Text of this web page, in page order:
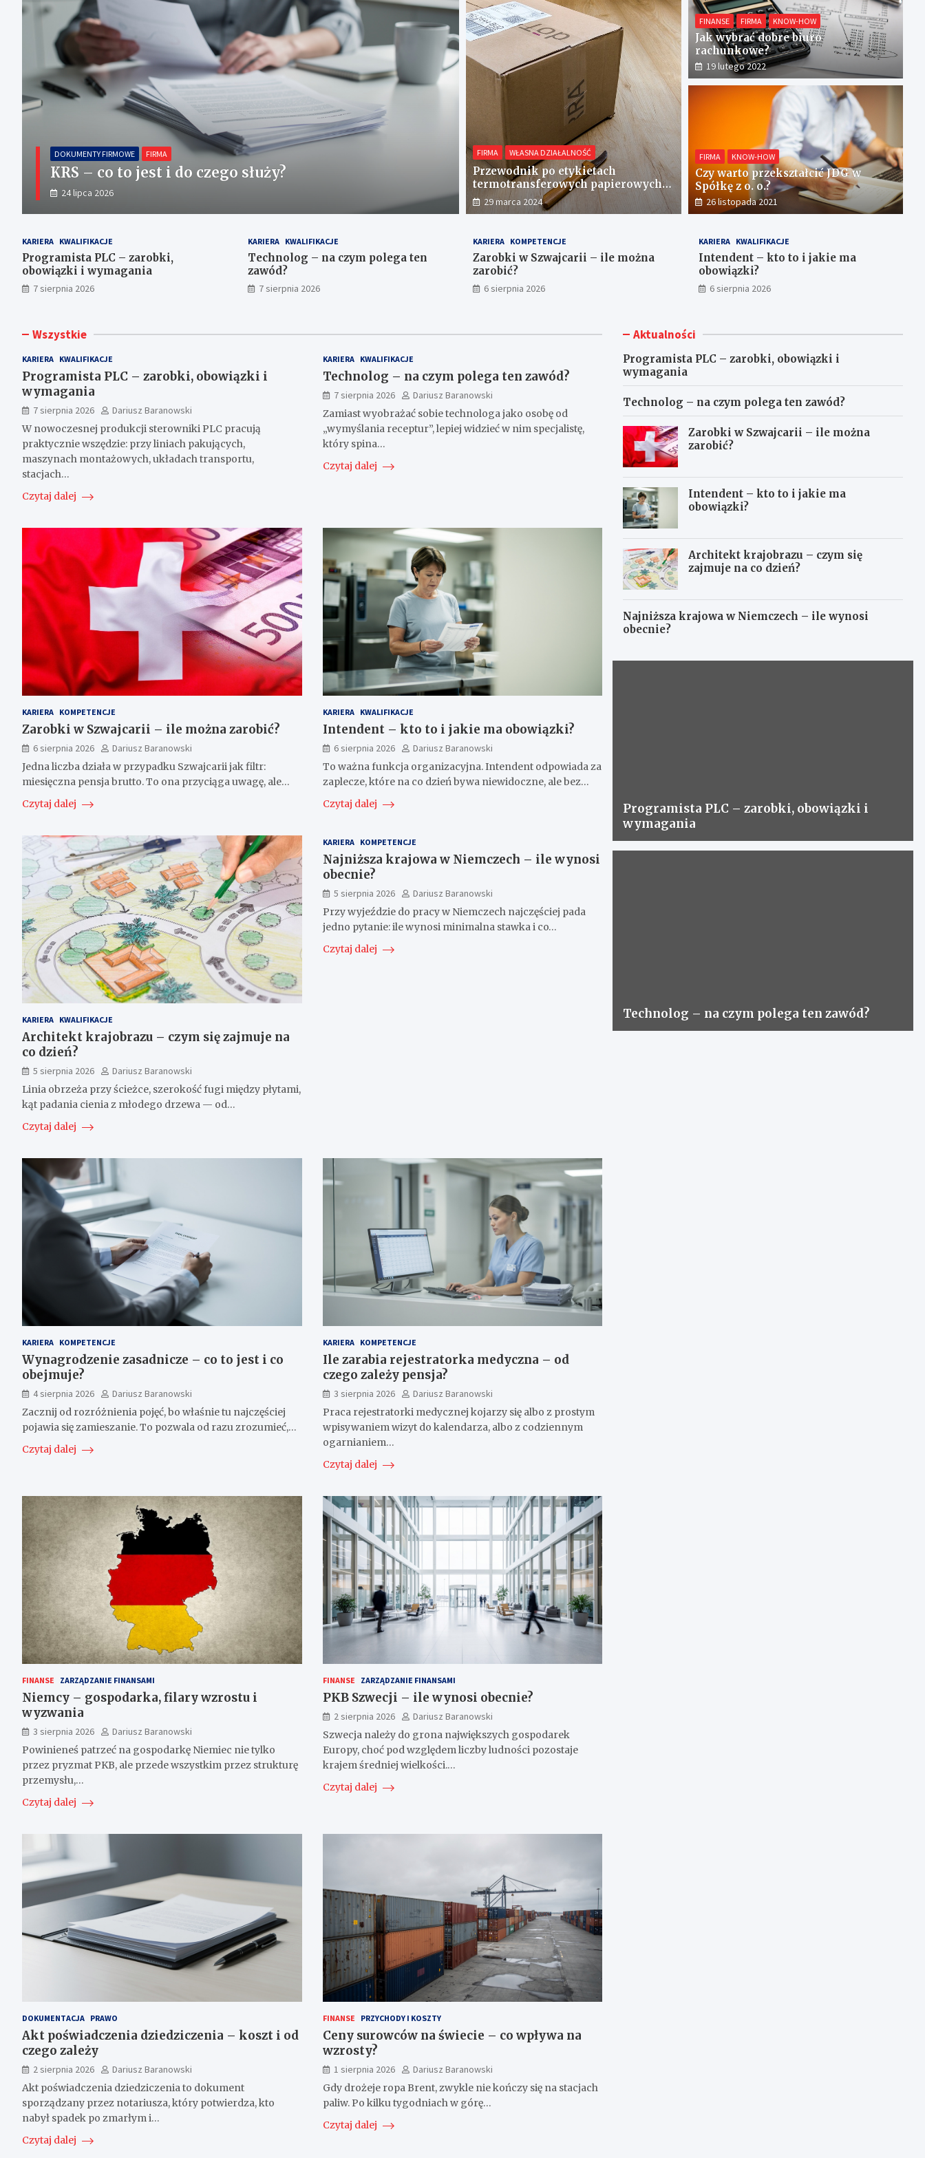
DOKUMENTY FIRMOWE FIRMA
KRS – co to jest i do czego służy?
24 lipca 2026
DOKUMENTY FIRMOWE FIRMA
Gdzie zgłosić wymianę dowodu osobistego?
23 lipca 2026
FIRMA WŁASNA DZIAŁALNOŚĆ
Przewodnik po etykietach
termotransferowych papierowych –
optymalizacja procesów
logistycznych
29 marca 2024
FINANSE FIRMA KNOW-HOW
Jak wybrać dobre biuro
rachunkowe?
19 lutego 2022
FIRMA KNOW-HOW
Czy warto przekształcić JDG w
Spółkę z o. o.?
26 listopada 2021
KARIERA KWALIFIKACJE
Programista PLC – zarobki,
obowiązki i wymagania
7 sierpnia 2026
KARIERA KWALIFIKACJE
Technolog – na czym polega ten
zawód?
7 sierpnia 2026
KARIERA KOMPETENCJE
Zarobki w Szwajcarii – ile można
zarobić?
6 sierpnia 2026
KARIERA KWALIFIKACJE
Intendent – kto to i jakie ma
obowiązki?
6 sierpnia 2026
Wszystkie
KARIERA KWALIFIKACJE
Programista PLC – zarobki, obowiązki i
wymagania
7 sierpnia 2026
Dariusz Baranowski
W nowoczesnej produkcji sterowniki PLC pracują
praktycznie wszędzie: przy liniach pakujących,
maszynach montażowych, układach transportu,
stacjach…
Czytaj dalej
KARIERA KWALIFIKACJE
Technolog – na czym polega ten zawód?
7 sierpnia 2026
Dariusz Baranowski
Zamiast wyobrażać sobie technologa jako osobę od
„wymyślania receptur”, lepiej widzieć w nim specjalistę,
który spina…
Czytaj dalej
KARIERA KOMPETENCJE
Zarobki w Szwajcarii – ile można zarobić?
6 sierpnia 2026
Dariusz Baranowski
Jedna liczba działa w przypadku Szwajcarii jak filtr:
miesięczna pensja brutto. To ona przyciąga uwagę, ale…
Czytaj dalej
KARIERA KWALIFIKACJE
Intendent – kto to i jakie ma obowiązki?
6 sierpnia 2026
Dariusz Baranowski
To ważna funkcja organizacyjna. Intendent odpowiada za
zaplecze, które na co dzień bywa niewidoczne, ale bez…
Czytaj dalej
KARIERA KWALIFIKACJE
Architekt krajobrazu – czym się zajmuje na
co dzień?
5 sierpnia 2026
Dariusz Baranowski
Linia obrzeża przy ścieżce, szerokość fugi między płytami,
kąt padania cienia z młodego drzewa — od…
Czytaj dalej
KARIERA KOMPETENCJE
Najniższa krajowa w Niemczech – ile wynosi
obecnie?
5 sierpnia 2026
Dariusz Baranowski
Przy wyjeździe do pracy w Niemczech najczęściej pada
jedno pytanie: ile wynosi minimalna stawka i co…
Czytaj dalej
KARIERA KOMPETENCJE
Wynagrodzenie zasadnicze – co to jest i co
obejmuje?
4 sierpnia 2026
Dariusz Baranowski
Zacznij od rozróżnienia pojęć, bo właśnie tu najczęściej
pojawia się zamieszanie. To pozwala od razu zrozumieć,…
Czytaj dalej
KARIERA KOMPETENCJE
Ile zarabia rejestratorka medyczna – od
czego zależy pensja?
3 sierpnia 2026
Dariusz Baranowski
Praca rejestratorki medycznej kojarzy się albo z prostym
wpisywaniem wizyt do kalendarza, albo z codziennym
ogarnianiem…
Czytaj dalej
FINANSE ZARZĄDZANIE FINANSAMI
Niemcy – gospodarka, filary wzrostu i
wyzwania
3 sierpnia 2026
Dariusz Baranowski
Powinieneś patrzeć na gospodarkę Niemiec nie tylko
przez pryzmat PKB, ale przede wszystkim przez strukturę
przemysłu,…
Czytaj dalej
FINANSE ZARZĄDZANIE FINANSAMI
PKB Szwecji – ile wynosi obecnie?
2 sierpnia 2026
Dariusz Baranowski
Szwecja należy do grona największych gospodarek
Europy, choć pod względem liczby ludności pozostaje
krajem średniej wielkości.…
Czytaj dalej
DOKUMENTACJA PRAWO
Akt poświadczenia dziedziczenia – koszt i od
czego zależy
2 sierpnia 2026
Dariusz Baranowski
Akt poświadczenia dziedziczenia to dokument
sporządzany przez notariusza, który potwierdza, kto
nabył spadek po zmarłym i…
Czytaj dalej
FINANSE PRZYCHODY I KOSZTY
Ceny surowców na świecie – co wpływa na
wzrosty?
1 sierpnia 2026
Dariusz Baranowski
Gdy drożeje ropa Brent, zwykle nie kończy się na stacjach
paliw. Po kilku tygodniach w górę…
Czytaj dalej
Aktualności
Programista PLC – zarobki, obowiązki i
wymagania
Technolog – na czym polega ten zawód?
Zarobki w Szwajcarii – ile można
zarobić?
Intendent – kto to i jakie ma
obowiązki?
Architekt krajobrazu – czym się
zajmuje na co dzień?
Najniższa krajowa w Niemczech – ile wynosi
obecnie?
Programista PLC – zarobki, obowiązki i
wymagania
Technolog – na czym polega ten zawód?